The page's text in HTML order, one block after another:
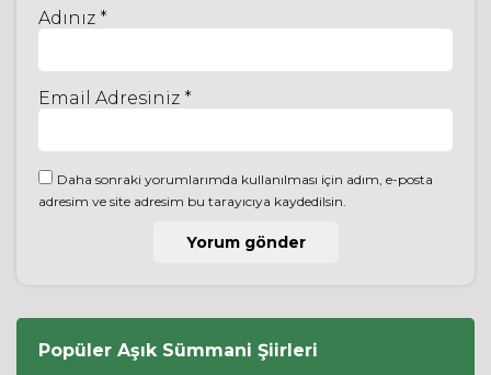
Adınız *
Email Adresiniz *
Daha sonraki yorumlarımda kullanılması için adım, e-posta
adresim ve site adresim bu tarayıcıya kaydedilsin.
Popüler Aşık Sümmani Şiirleri